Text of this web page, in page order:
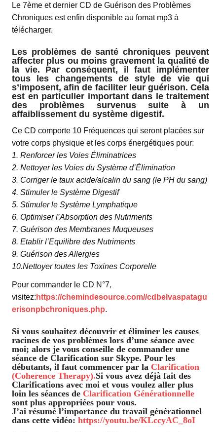
Le 7ème et dernier CD de Guérison des Problèmes
Chroniques est enfin disponible au fomat mp3 à
télécharger.
Les problèmes de santé chroniques peuvent
affecter plus ou moins gravement la qualité de
la vie. Par conséquent, il faut implémenter
tous les changements de style de vie qui
s’imposent, afin de faciliter leur guérison. Cela
est en particulier important dans le traitement
des problèmes survenus suite à un
affaiblissement du système digestif.
Ce CD comporte 10 Fréquences qui seront placées sur
votre corps physique et les corps énergétiques pour:
1. Renforcer les Voies Éliminatrices
2. Nettoyer les Voies du Système d’Élimination
3. Corriger le taux acide/alcalin du sang (le PH du sang)
4. Stimuler le Système Digestif
5. Stimuler le Système Lymphatique
6. Optimiser l’Absorption des Nutriments
7. Guérison des Membranes Muqueuses
8. Etablir l’Equilibre des Nutriments
9. Guérison des Allergies
10.Nettoyer toutes les Toxines Corporelle
Pour commander le CD N°7,
visitez: https://chemindesource.com//cdbelvaspatagu
erisonpbchroniques.php.
Si vous souhaitez découvrir et éliminer les causes
racines de vos problèmes lors d’une séance avec
moi; alors je vous conseille de commander une
séance de Clarification sur Skype. Pour les
débutants, il faut commencer par la Clarification
(Coherence Therapy).Si vous avez déjà fait des
Clarifications avec moi et vous voulez aller plus
loin les séances de Clarification Générationnelle
sont plus appropriées pour vous.
J’ai résumé l’importance du travail générationnel
dans cette vidéo: https://youtu.be/KLccyAC_8oI